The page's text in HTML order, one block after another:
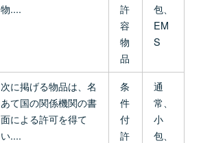
物....
許
容
物
品
包、
EM
S
次に掲げる物品は、名
あて国の関係機関の書
面による許可を得て
い....
条
件
付
許
通
常、
小
包、